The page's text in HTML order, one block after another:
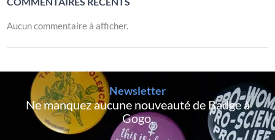
Aucun commentaire à afficher.
Newsletter
Ne manquez aucune nouveauté de Badge à
Gogo,